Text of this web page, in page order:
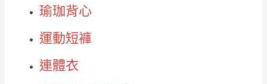
瑜珈背心
運動短褲
連體衣